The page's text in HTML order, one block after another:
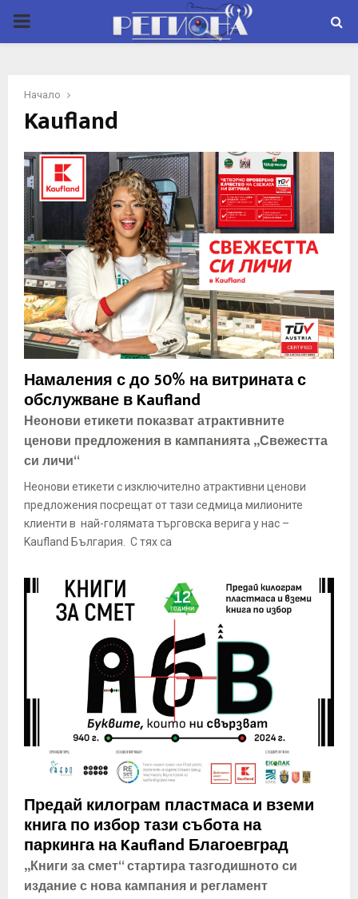
P
M
A
R
Y
M
N
U
Начало
Kaufland
Намаления с до 50% на витрината с
обслужване в Kaufland
Неонови етикети показват атрактивните
ценови предложения в кампанията „Свежестта
си личи“
Неонови етикети с изключително атрактивни ценови
предложения посрещат от тази седмица милионите
клиенти в най-голямата търговска верига у нас –
Kaufland България. С тях са
Предай килограм пластмаса и вземи
книга по избор тази събота на
паркинга на Kaufland Благоевград
„Книги за смет“ стартира тазгодишното си
издание с нова кампания и регламент